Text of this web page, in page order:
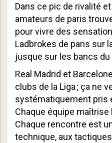
Dans ce pic de rivalité
amateurs de paris
pour vivre des
Ladbrokes de paris sur
jusque sur les bancs du
Real Madrid et
clubs de la Liga ; ça ne
systématiquement pris
Chaque équipe
Chaque rencontre est
technique, aux